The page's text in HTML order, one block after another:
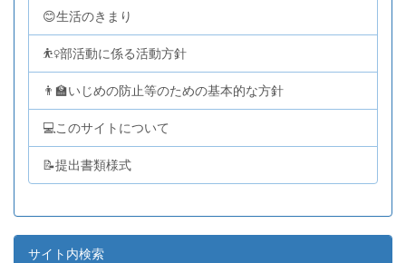
😊生活のきまり
⛹️‍♀️部活動に係る活動方針
👨‍🏫いじめの防止等のための基本的な方針
💻このサイトについて
📝提出書類様式
サイト内検索